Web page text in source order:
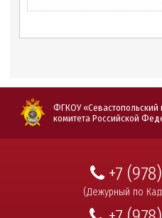
ФГКОУ «Севастопольский
комитета Российской
+7
(Дежурный по